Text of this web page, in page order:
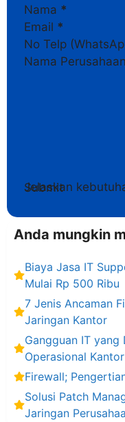
Nama *
Email *
No Telp
Nama Perusahaan
Jelaskan
Submit
Anda mungkin
Biaya Jasa IT
Mulai Rp 500 Ribu
7 Jenis Ancaman
Jaringan Kantor
Gangguan IT yang
Operasional Kantor
Firewall;
Solusi Patch
Jaringan